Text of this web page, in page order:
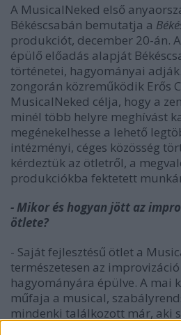
A MusicalNeked első
Békéscsabán bemutatja a
produkciót, december 20-án.
épülő előadás alapját
történetei, hagyományai
zongorán közreműködik Erős
MusicalNeked célja, hogy a
minél több helyre meghívást
megénekelhesse a lehető
intézményi, céges közösség
kérdeztük az ötletről, a
produkciókba fektetett
- Mikor és hogyan jött az
ötlete?
- Saját fejlesztésű ötlet a
természetesen az
hagyományára épülve. A mai
műfaja a musical,
mindenki találkozott már, aki